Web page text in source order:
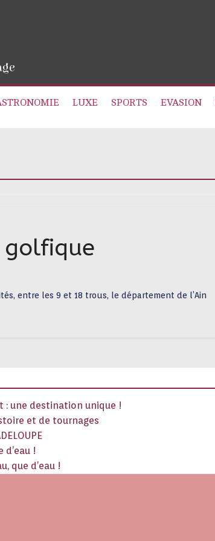
LUXE SPORTS EVASION
golfique
entre les 9 et 18 trous, le département de l’Ain
: une destination unique !
et de tournages
d’eau !
que d’eau !